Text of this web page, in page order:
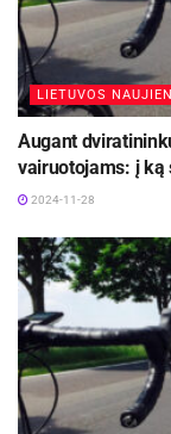
LIETUVOS
Augant
vairuotojams: į ką
2024-11-28